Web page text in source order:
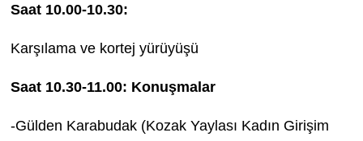
Saat 10.00-10.30:
Karşılama ve kortej yürüyüşü
Saat 10.30-11.00: Konuşmalar
-Gülden Karabudak (Kozak Yaylası Kadın Girişim